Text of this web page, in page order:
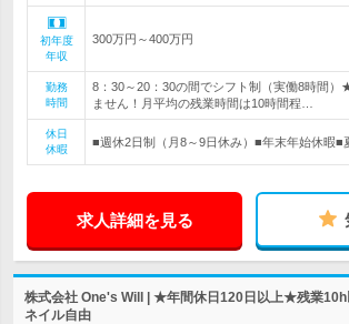
初年度
年収
300万円～400万円
勤務
時間
8：30～20：30の間でシフト制（実働8時間）
ません！月平均の残業時間は10時間程…
休日
休暇
■週休2日制（月8～9日休み）■年末年始休暇■
求人詳細を見る
株式会社 One's Will | ★年間休日120日以上★残業10h
ネイル自由